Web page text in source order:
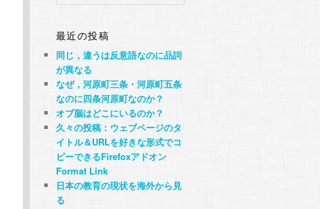
最近の投稿
同じ，違うは反意語なのに品詞
が異なる
なぜ，河原町三条・河原町五条
なのに四条河原町なのか？
オブ脳はどこにいるのか？
久々の投稿：ウェブページのタ
イトル＆URLを好きな形式でコ
ピーできるFirefoxアドオン
Format Link
日本の教育の現状を海外から見
る